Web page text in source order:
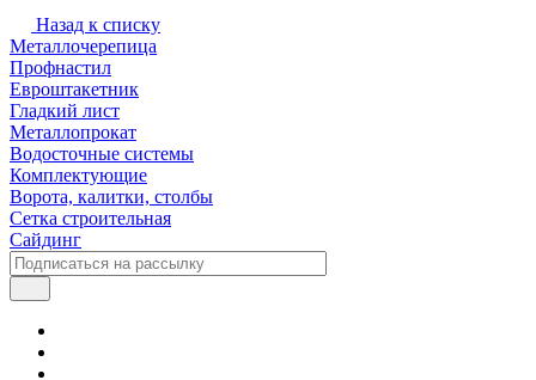
Назад к списку
Металлочерепица
Профнастил
Евроштакетник
Гладкий лист
Металлопрокат
Водосточные системы
Комплектующие
Ворота, калитки, столбы
Сетка строительная
Сайдинг